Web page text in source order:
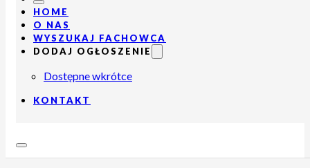
HOME
O NAS
WYSZUKAJ FACHOWCA
DODAJ OGŁOSZENIE
Dostępne wkrótce
KONTAKT